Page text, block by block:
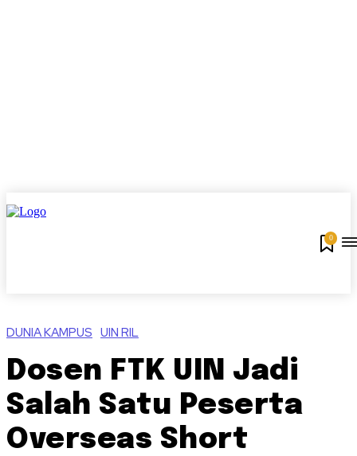
0
DUNIA KAMPUS UIN RIL
Dosen FTK UIN Jadi
Salah Satu Peserta
Overseas Short